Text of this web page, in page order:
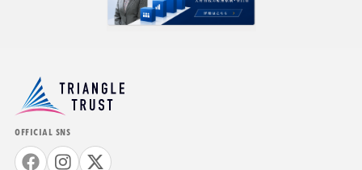
OFFICIAL SNS